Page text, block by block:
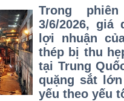
Trong
3/6/2026, giá
lợi nhuận
thép bị thu
tại Trung
quặng sắt
yếu theo yếu